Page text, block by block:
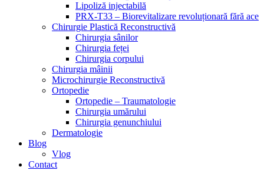
Lipoliză injectabilă
PRX-T33 – Biorevitalizare revoluționară fără ace
Chirurgie Plastică Reconstructivă
Chirurgia sânilor
Chirurgia feței
Chirurgia corpului
Chirurgia mâinii
Microchirurgie Reconstructivă
Ortopedie
Ortopedie – Traumatologie
Chirurgia umărului
Chirurgia genunchiului
Dermatologie
Blog
Vlog
Contact